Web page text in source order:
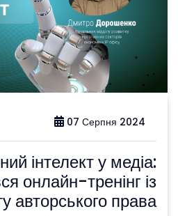
07 Серпня 2024
інтелект у медіа:
онлайн-тренінг із
авторського права